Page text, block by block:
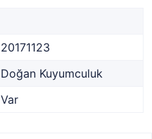
20171123
Doğan Kuyumculuk
Var